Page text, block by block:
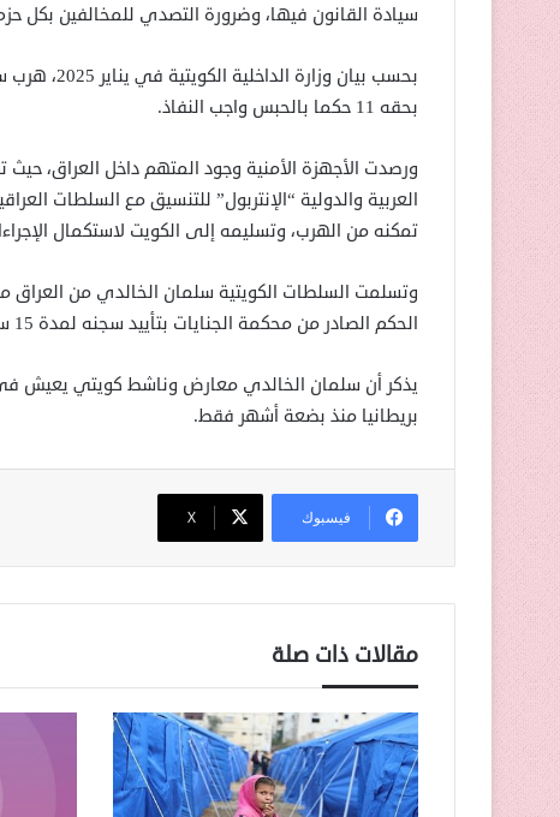
سيادة القانون فيها، وضرورة التصدي للمخالفين بكل
بحقه 11 حكما بالحبس واجب النفاذ.
ورصدت الأجهزة الأمنية وجود المتهم داخل العراق،
العربية والدولية “الإنتربول” للتنسيق مع السلطات
تمكنه من الهرب، وتسليمه إلى الكويت لاستكمال
الحكم الصادر من محكمة الجنايات بتأييد سجنه لمدة 15 سنة وإبعاده عن الكويت عقب تنفيذه العقوبة.
يذكر أن سلمان الخالدي معارض وناشط كويتي يعيش
بريطانيا منذ بضعة أشهر فقط.
فيسبوك ‫X
مقالات ذات صلة